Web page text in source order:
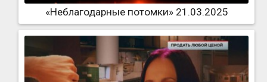
«Неблагодарные потомки» 21.03.2025